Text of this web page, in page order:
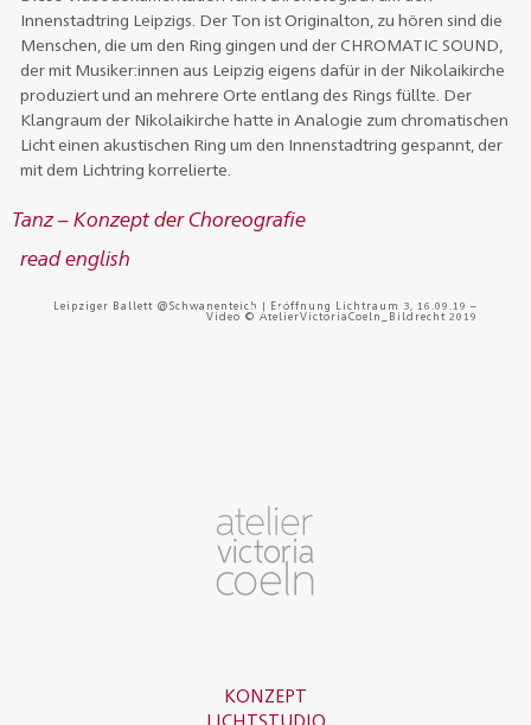
Innenstadtring Leipzigs. Der Ton ist Originalton, zu hören sind die
Menschen, die um den Ring gingen und der CHROMATIC SOUND,
der mit Musiker:innen aus Leipzig eigens dafür in der Nikolaikirche
produziert und an mehrere Orte entlang des Rings füllte. Der
Klangraum der Nikolaikirche hatte in Analogie zum chromatischen
Licht einen akustischen Ring um den Innenstadtring gespannt, der
mit dem Lichtring korrelierte.
Tanz – Konzept der Choreografie
read english
Leipziger Ballett @Schwanenteich | Eröffnung Lichtraum 3, 16.09.19 –
Video © AtelierVictoriaCoeln_Bildrecht 2019
KONZEPT
LICHTSTUDIO